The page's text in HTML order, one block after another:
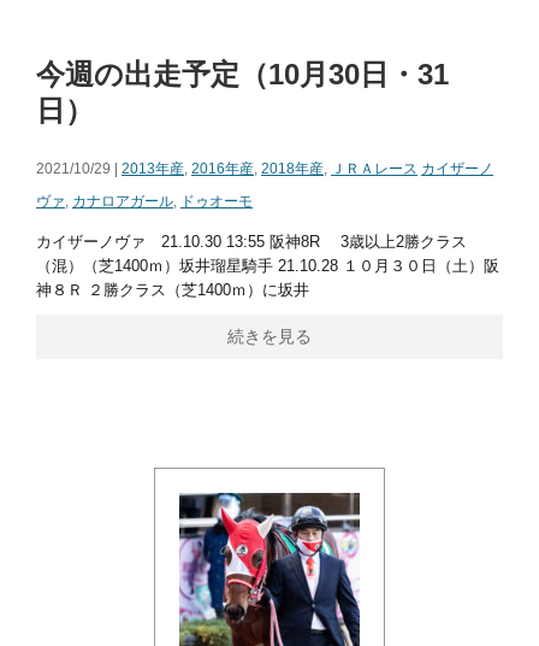
今週の出走予定（10月30日・31
日）
2021/10/29 | 2013年産, 2016年産, 2018年産, ＪＲＡレース カイザーノ
ヴァ, カナロアガール, ドゥオーモ
カイザーノヴァ 21.10.30 13:55 阪神8R 3歳以上2勝クラス
（混）（芝1400ｍ）坂井瑠星騎手 21.10.28 １０月３０日（土）阪
神８Ｒ ２勝クラス（芝1400ｍ）に坂井
続きを見る